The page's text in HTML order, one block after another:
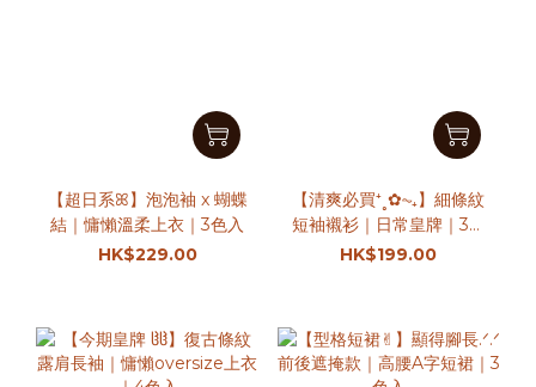
【超日系ꕤ】泡泡袖 x 蝴蝶
結｜慵懶溫柔上衣｜3色入
HK$229.00
【清爽必買‎⁺˳✿⏦₊】細條紋
短袖襯衫｜日常皇牌｜3色
入
HK$199.00